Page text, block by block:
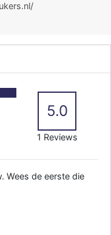
5.0
1 Reviews
Wees de eerste die